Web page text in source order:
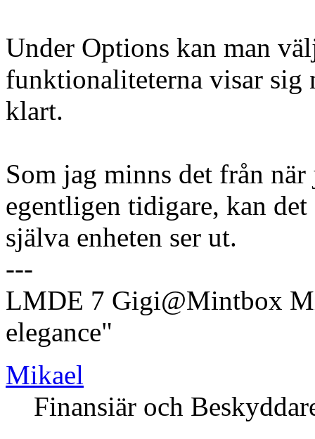
Under Options kan man
funktionaliteterna visar sig
klart.
Som jag minns det från
egentligen tidigare, kan
själva enheten ser ut.
---
LMDE 7 Gigi@Mintbox
elegance"
Mikael
Finansiär och